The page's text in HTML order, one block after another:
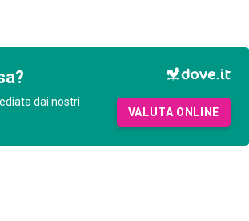
dai nostri
VALUTA ONLINE